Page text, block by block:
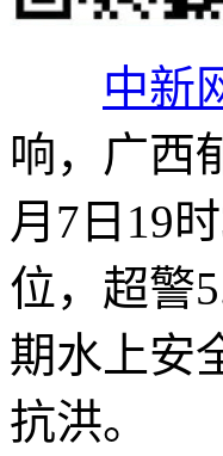
中新
响，广西
月7日19
位，超警
期水上安
抗洪。